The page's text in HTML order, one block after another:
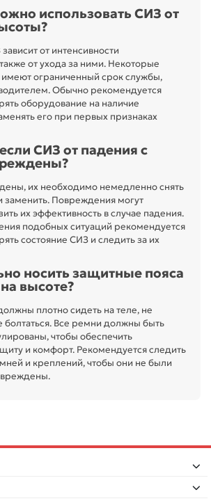
использовать СИЗ от
от интенсивности
от ухода за ними. Некоторые
ограниченный срок службы,
Обычно рекомендуется
оборудование на наличие
его при первых признаках
СИЗ от падения с
их необходимо немедленно снять
заменить. Повреждения могут
их эффективность в случае падения.
подобных ситуаций рекомендуется
состояние СИЗ и следить за их
носить защитные пояса
высоте?
плотно сидеть на теле, не
болтаться. Все ремни должны быть
чтобы обеспечить
и комфорт. Рекомендуется следить
и креплений, чтобы они не были